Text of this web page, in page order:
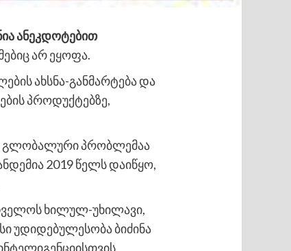
ანეკდოტებით
არ ეყოფა.
ახსნა-განმარტება და
პროდუქტებზე,
გლობალური პრობლემაა
2019 წელს დაიწყო,
ხილულ-უხილავი,
უდიდებულესობა ბიძინა